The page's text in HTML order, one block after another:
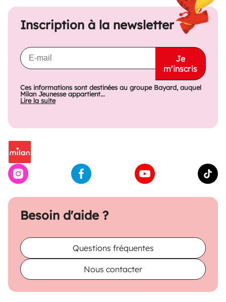
Besoin d'aide ?
Questions fréquentes
Nous contacter
Inscription à la newsletter
Je
m'inscris
Ces informations sont destinées au groupe Bayard, auquel
Milan Jeunesse appartient...
Lire la suite